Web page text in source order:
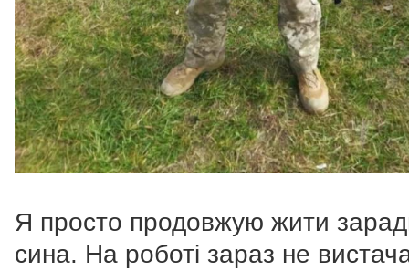
Я просто продовжую жити
сина. На роботі зараз не